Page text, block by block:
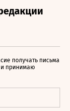
получать письма
и принимаю